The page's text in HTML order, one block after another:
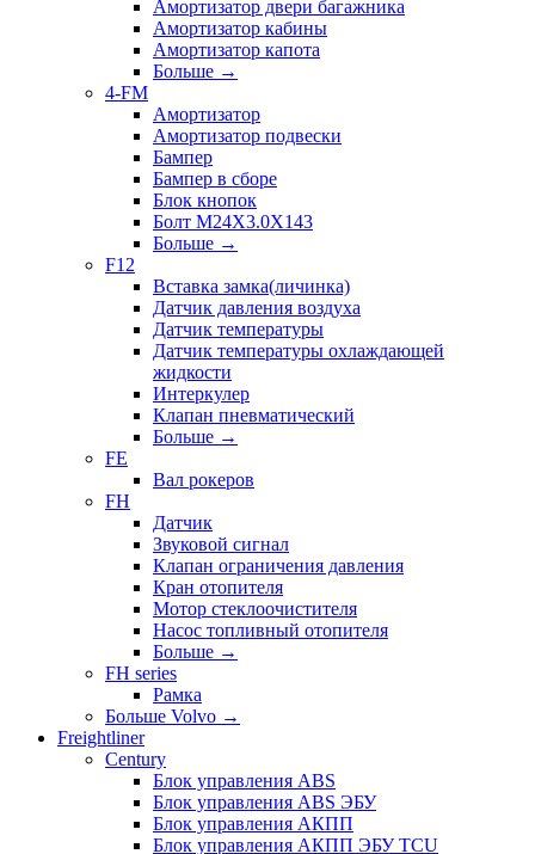
Амортизатор двери багажника
Амортизатор кабины
Амортизатор капота
Больше →
4-FM
Амортизатор
Амортизатор подвески
Бампер
Бампер в сборе
Блок кнопок
Болт M24X3.0X143
Больше →
F12
Вставка замка(личинка)
Датчик давления воздуха
Датчик температуры
Датчик температуры охлаждающей
жидкости
Интеркулер
Клапан пневматический
Больше →
FE
Вал рокеров
FH
Датчик
Звуковой сигнал
Клапан ограничения давления
Кран отопителя
Мотор стеклоочистителя
Насос топливный отопителя
Больше →
FH series
Рамка
Больше Volvo →
Freightliner
Century
Блок управления ABS
Блок управления ABS ЭБУ
Блок управления АКПП
Блок управления АКПП ЭБУ TCU